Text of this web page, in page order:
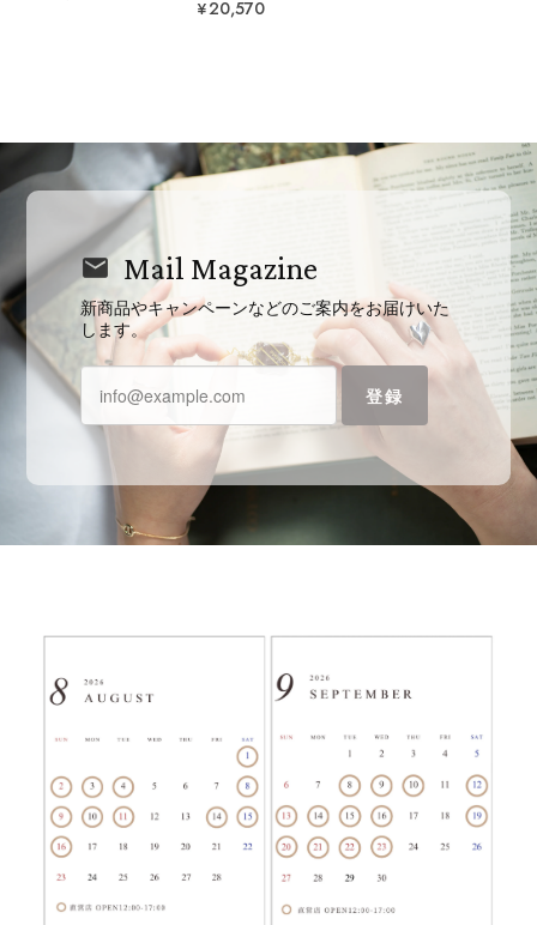
¥20,570
Mail Magazine
新商品やキャンペーンなどのご案内をお届けいた
します。
登録